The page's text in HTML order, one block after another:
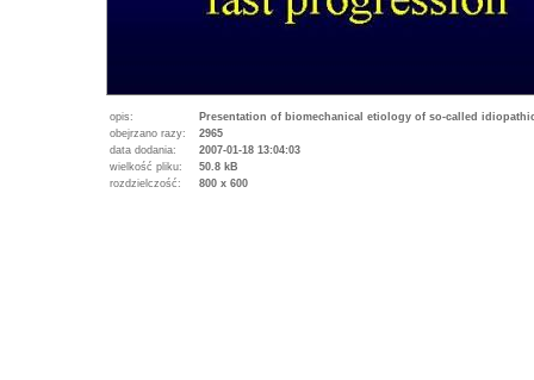
opis:
Presentation of biomechanical etiology of so-called
obejrzano razy:
2965
data dodania:
2007-01-18 13:04:03
wielkość pliku:
50.8 kB
rozdzielczość:
800 x 600